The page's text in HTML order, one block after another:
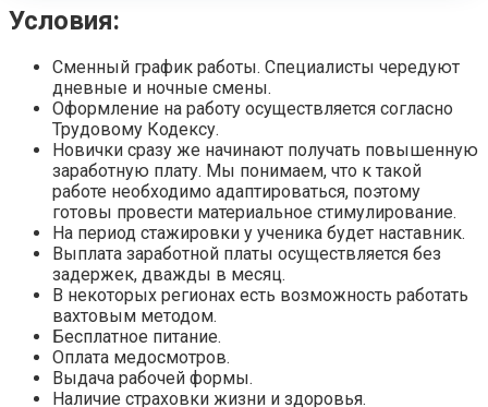
Условия:
Сменный график работы. Специалисты чередуют
дневные и ночные смены.
Оформление на работу осуществляется согласно
Трудовому Кодексу.
Новички сразу же начинают получать повышенную
заработную плату. Мы понимаем, что к такой
работе необходимо адаптироваться, поэтому
готовы провести материальное стимулирование.
На период стажировки у ученика будет наставник.
Выплата заработной платы осуществляется без
задержек, дважды в месяц.
В некоторых регионах есть возможность работать
вахтовым методом.
Бесплатное питание.
Оплата медосмотров.
Выдача рабочей формы.
Наличие страховки жизни и здоровья.